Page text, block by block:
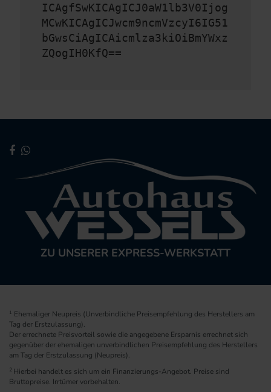
ICAgfSwKICAgICJ0aW1lb3V0Ijog
MCwKICAgICJwcm9ncmVzcyI6IG51
bGwsCiAgICAicmlza3kiOiBmYWxz
ZQogIH0KfQ==
ZU UNSERER EXPRESS-WERKSTATT
1 Ehemaliger Neupreis (Unverbindliche Preisempfehlung des Herstellers am
Tag der Erstzulassung).
Der errechnete Preisvorteil sowie die angegebene Ersparnis errechnet sich
gegenüber der ehemaligen unverbindlichen Preisempfehlung des Herstellers
am Tag der Erstzulassung (Neupreis).
2 Hierbei handelt es sich um ein Finanzierungs-Angebot. Preise sind
Bruttopreise. Irrtümer vorbehalten.